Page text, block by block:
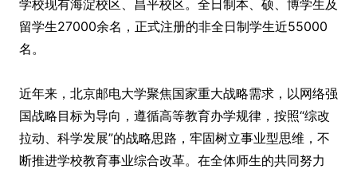
学校现有海淀校区、昌平校区。全日制本、硕、博学生及
留学生27000余名，正式注册的非全日制学生近55000
名。
近年来，北京邮电大学聚焦国家重大战略需求，以网络强
国战略目标为导向，遵循高等教育办学规律，按照“综改
拉动、科学发展”的战略思路，牢固树立事业型思维，不
断推进学校教育事业综合改革。在全体师生的共同努力